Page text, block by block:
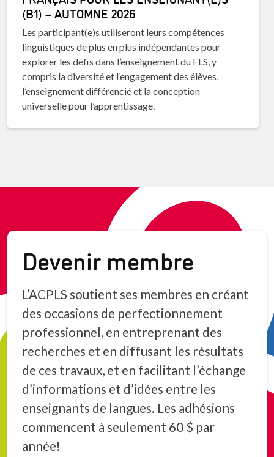
(B1) – AUTOMNE 2026
Les participant(e)s utiliseront leurs compétences
linguistiques de plus en plus indépendantes pour
explorer les défis dans l’enseignement du FLS, y
compris la diversité et l’engagement des élèves,
l’enseignement différencié et la conception
universelle pour l’apprentissage.
Devenir membre
L’ACPLS soutient ses membres en créant
des occasions de perfectionnement
professionnel, en entreprenant des
recherches et en diffusant les résultats
de ces travaux, et en facilitant l’échange
d’informations et d’idées entre les
enseignants de langues. Les adhésions
commencent à seulement 60 $ par
année!